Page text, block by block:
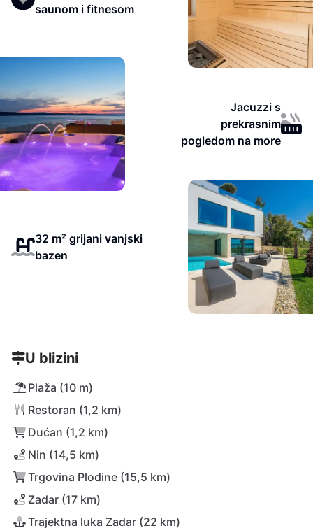
saunom i fitnesom
Jacuzzi s
prekrasnim
pogledom na more
32 m² grijani vanjski
bazen
U blizini
Plaža (10 m)
Restoran (1,2 km)
Dućan (1,2 km)
Nin (14,5 km)
Trgovina Plodine (15,5 km)
Zadar (17 km)
Trajektna luka Zadar (22 km)